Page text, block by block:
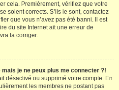
cela. Premièrement, vérifiez que votre
soient corrects. S’ils le sont, contactez
que vous n’avez pas été banni. Il est
du site Internet ait une erreur de
la corriger.
je ne peux plus me connecter ?!
désactivé ou supprimé votre compte. En
les membres ne postant pas